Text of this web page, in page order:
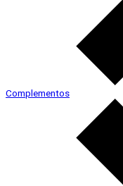
Complementos